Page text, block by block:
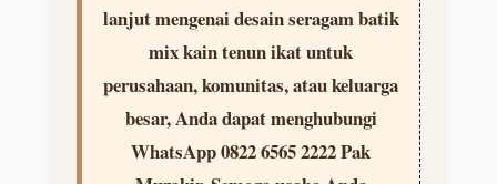
lanjut mengenai desain seragam batik
mix kain tenun ikat untuk
perusahaan, komunitas, atau keluarga
besar, Anda dapat menghubungi
WhatsApp 0822 6565 2222 Pak